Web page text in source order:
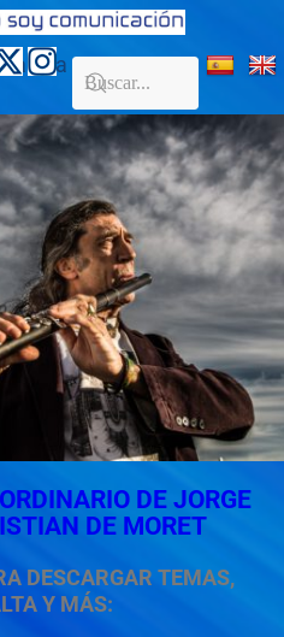
Galería Contacto
DE JORGE
DE MORET
DESCARGAR TEMAS,
Y MÁS: